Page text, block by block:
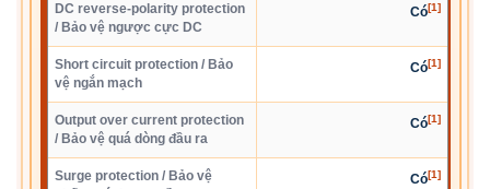
DC reverse-polarity protection
/ Bảo vệ ngược cực DC
Có[1]
Short circuit protection / Bảo
vệ ngắn mạch
Có[1]
Output over current protection
/ Bảo vệ quá dòng đầu ra
Có[1]
Surge protection / Bảo vệ
Có[1]